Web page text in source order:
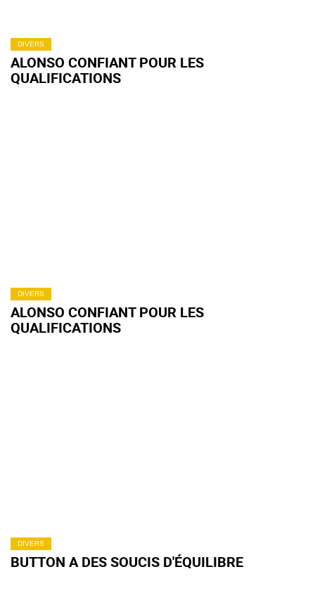
DIVERS
ALONSO CONFIANT POUR LES
QUALIFICATIONS
DIVERS
ALONSO CONFIANT POUR LES
QUALIFICATIONS
DIVERS
BUTTON A DES SOUCIS D'ÉQUILIBRE